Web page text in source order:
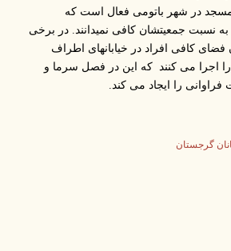
در شهر باتومی فعال است که
نسبت جمعیتشان کافی نمیدانند. در برخی
فضای کافی افراد در خیابانهای اطراف
اجرا می کنند که این در فصل سرما و
فراوانی را ایجاد می کند.
گرجستان